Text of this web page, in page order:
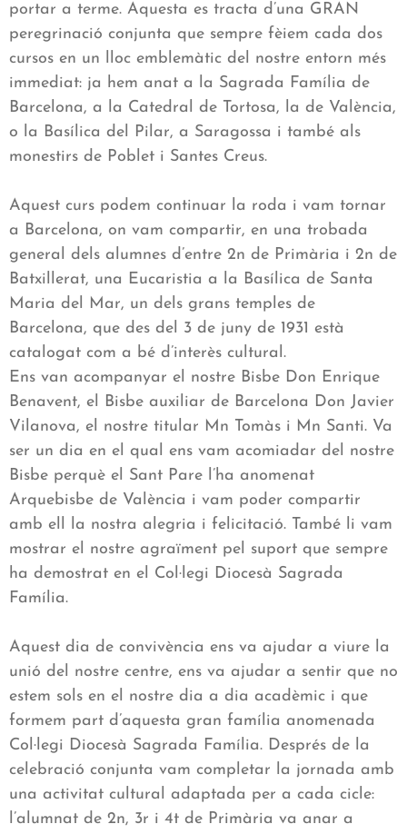
portar a terme. Aquesta es tracta d’una GRAN
peregrinació conjunta que sempre fèiem cada dos
cursos en un lloc emblemàtic del nostre entorn més
immediat: ja hem anat a la Sagrada Família de
Barcelona, a la Catedral de Tortosa, la de València,
o la Basílica del Pilar, a Saragossa i també als
monestirs de Poblet i Santes Creus.
Aquest curs podem continuar la roda i vam tornar
a Barcelona, on vam compartir, en una trobada
general dels alumnes d’entre 2n de Primària i 2n de
Batxillerat, una Eucaristia a la Basílica de Santa
Maria del Mar, un dels grans temples de
Barcelona, que des del 3 de juny de 1931 està
catalogat com a bé d’interès cultural.
Ens van acompanyar el nostre Bisbe Don Enrique
Benavent, el Bisbe auxiliar de Barcelona Don Javier
Vilanova, el nostre titular Mn Tomàs i Mn Santi. Va
ser un dia en el qual ens vam acomiadar del nostre
Bisbe perquè el Sant Pare l’ha anomenat
Arquebisbe de València i vam poder compartir
amb ell la nostra alegria i felicitació. També li vam
mostrar el nostre agraïment pel suport que sempre
ha demostrat en el Col·legi Diocesà Sagrada
Família.
Aquest dia de convivència ens va ajudar a viure la
unió del nostre centre, ens va ajudar a sentir que no
estem sols en el nostre dia a dia acadèmic i que
formem part d’aquesta gran família anomenada
Col·legi Diocesà Sagrada Família. Després de la
celebració conjunta vam completar la jornada amb
una activitat cultural adaptada per a cada cicle:
l’alumnat de 2n, 3r i 4t de Primària va anar a